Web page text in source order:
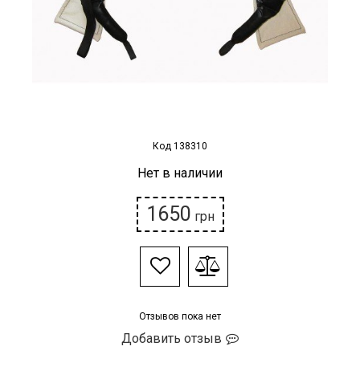
Детские товары
РАСПРОДАЖА
Код 138310
Нет в наличии
1650 грн
Отзывов пока нет
Добавить отзыв